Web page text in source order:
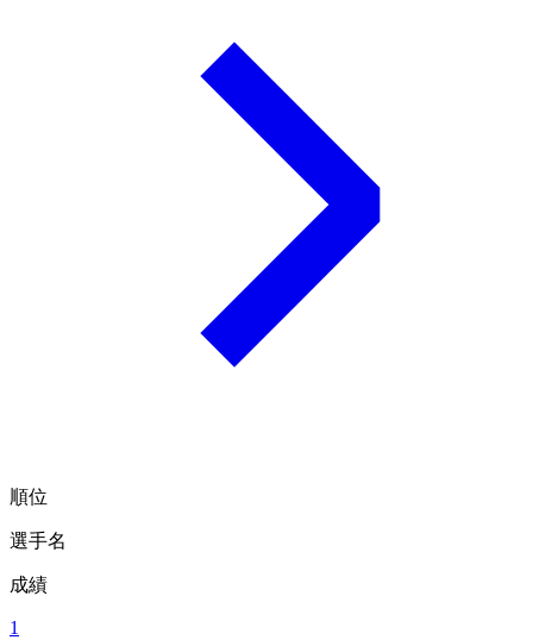
順位
選手名
成績
1